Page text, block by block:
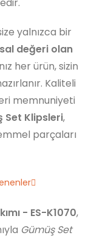
yalnızca bir
değeri olan
her ürün, sizin
Kaliteli
memnuniyeti
Set Klipsleri,
parçaları
- ES-K1070,
Gümüş Set